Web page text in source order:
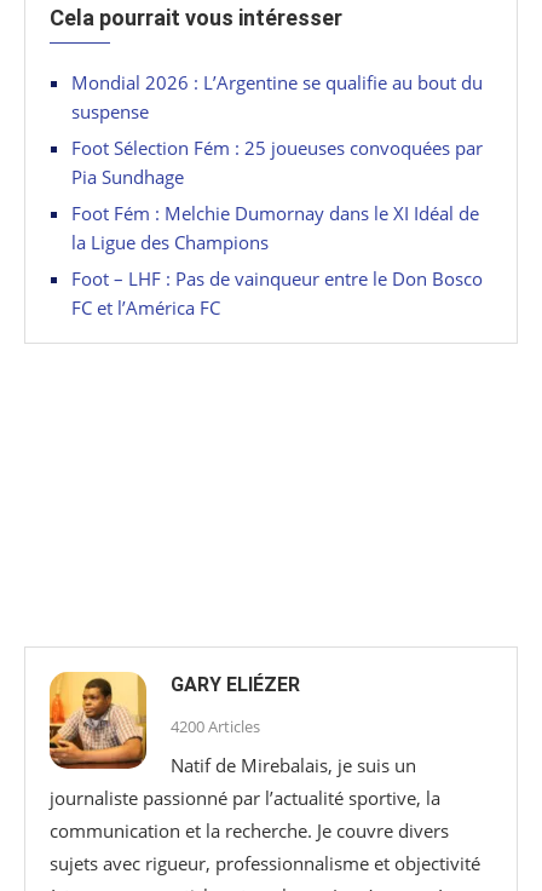
Cela pourrait vous intéresser
Mondial 2026 : L’Argentine se qualifie au bout du
suspense
Foot Sélection Fém : 25 joueuses convoquées par
Pia Sundhage
Foot Fém : Melchie Dumornay dans le XI Idéal de
la Ligue des Champions
Foot – LHF : Pas de vainqueur entre le Don Bosco
FC et l’América FC
GARY ELIÉZER
4200 Articles
Natif de Mirebalais, je suis un
journaliste passionné par l’actualité sportive, la
communication et la recherche. Je couvre divers
sujets avec rigueur, professionnalisme et objectivité